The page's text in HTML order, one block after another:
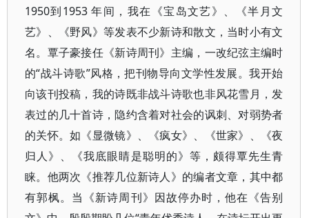
1950到1953 年间，我在《宝岛文艺》、《半月文
艺》、《野风》等发表不少新诗和散文，当时小有文
名。覃子豪接任《新诗周刊》主编，一改纪弦主编时
的“战斗诗歌”风格，把刊物导向文学性发展。我开始
向该刊投稿，我的诗既非战斗诗歌也非风花雪月，发
表过的几十首诗，隐约含着对社会的讽刺、对弱势者
的关怀。如《显微镜》、《疯女》、《世家》、《夜
归人》、《我底眼睛是聪明的》等，颇得覃先生青
睐。他两次《推荐几位新诗人》的编者文章，其中都
有郭枫。当《新诗周刊》因故停办时，他在《告别